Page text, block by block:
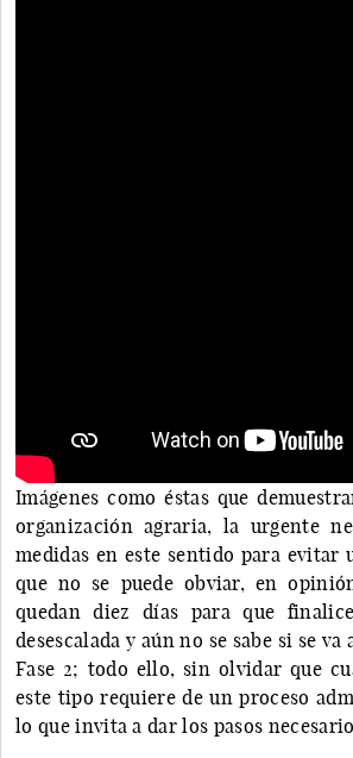
Imágenes como éstas que
organización agraria, la urgente
medidas en este sentido para evitar
que no se puede obviar, en
quedan diez días para que
desescalada y aún no se sabe si se
Fase 2; todo ello, sin olvidar que
este tipo requiere de un proceso
lo que invita a dar los pasos